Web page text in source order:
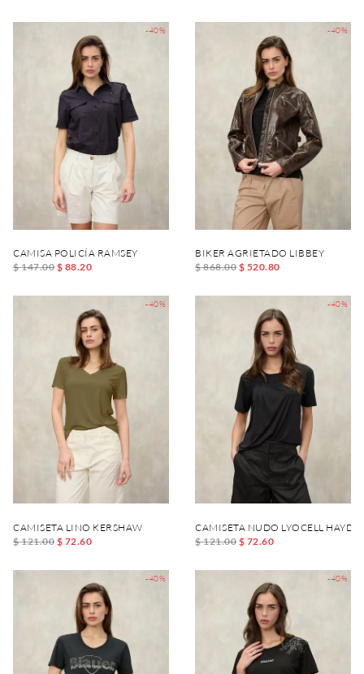
-40%
CAMISA POLICÍA RAMSEY
$ 147.00 $ 88.20
-40%
BIKER AGRIETADO LIBBEY
$ 868.00 $ 520.80
-40%
CAMISETA LINO KERSHAW
$ 121.00 $ 72.60
-40%
CAMISETA NUDO LYOCELL HAYDN
$ 121.00 $ 72.60
-40% -40%